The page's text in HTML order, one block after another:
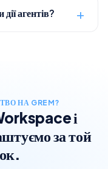
агентів?
НА GREM?
і
за той